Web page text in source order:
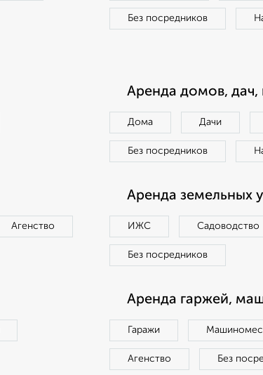
Без посредников
Аренда домов, дач,
Дома Дачи
Без посредников
Агенство
Аренда земельных
ИЖС Садоводство
Без посредников
Аренда гаржей,
Гаражи
Агенство Без